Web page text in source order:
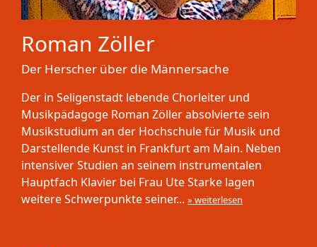
Roman Zöller
Der Herscher über die Männersache
Der in Seligenstadt lebende Chorleiter und
Musikpädagoge Roman Zöller absolvierte sein
Musikstudium an der Hochschule für Musik und
Darstellende Kunst in Frankfurt am Main. Neben
intensiver Studien an seinem instrumentalen
Hauptfach Klavier bei Frau Ute Starke lagen
weitere Schwerpunkte seiner... » weiterlesen